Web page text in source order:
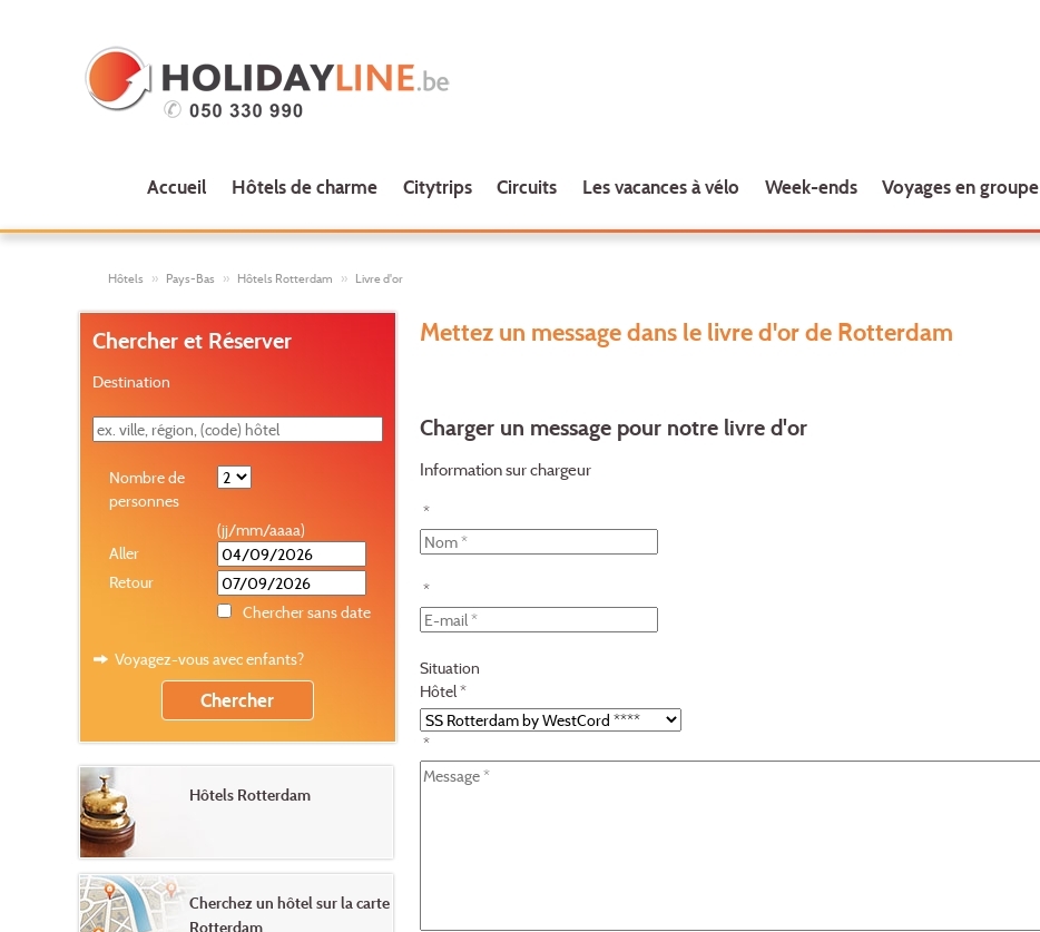
Accueil Hôtels de charme Citytrips Circuits Les vacances à vélo Week-ends Voyages en groupe
Hôtels Pays-Bas Hôtels Rotterdam Livre d'or
Mettez un message dans le livre d'or de Rotterdam
Charger un message pour notre livre d'or
Information sur chargeur
*
*
Situation
Hôtel *
*
Chercher et Réserver
Destination
Nombre de
personnes
(jj/mm/aaaa)
Aller
Retour
Chercher sans date
Voyagez-vous avec enfants?
Hôtels Rotterdam
Cherchez un hôtel sur la carte
Rotterdam